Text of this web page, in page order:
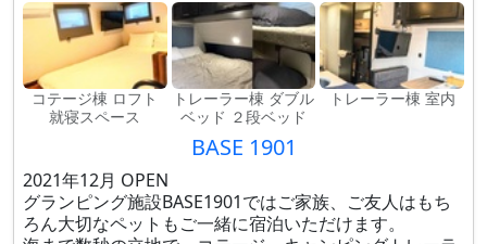
コテージ棟 ロフト
就寝スペース
トレーラー棟 ダブル
ベッド ２段ベッド
トレーラー棟 室内
BASE 1901
2021年12月 OPEN
グランピング施設BASE1901ではご家族、ご友人はもち
ろん大切なペットもご一緒に宿泊いただけます。